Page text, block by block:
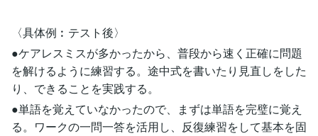
〈具体例︰テスト後〉
●ケアレスミスが多かったから、普段から速く正確に問題
を解けるように練習する。途中式を書いたり見直しをした
り、できることを実践する。
●単語を覚えていなかったので、まずは単語を完璧に覚え
る。ワークの一問一答を活用し、反復練習をして基本を固